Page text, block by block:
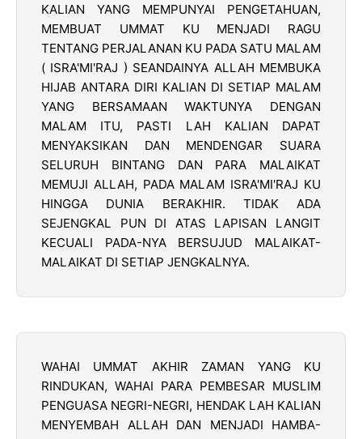
KALIAN YANG MEMPUNYAI PENGETAHUAN,
MEMBUAT UMMAT KU MENJADI RAGU
TENTANG PERJALANAN KU PADA SATU MALAM
( ISRA'MI'RAJ ) SEANDAINYA ALLAH MEMBUKA
HIJAB ANTARA DIRI KALIAN DI SETIAP MALAM
YANG BERSAMAAN WAKTUNYA DENGAN
MALAM ITU, PASTI LAH KALIAN DAPAT
MENYAKSIKAN DAN MENDENGAR SUARA
SELURUH BINTANG DAN PARA MALAIKAT
MEMUJI ALLAH, PADA MALAM ISRA'MI'RAJ KU
HINGGA DUNIA BERAKHIR. TIDAK ADA
SEJENGKAL PUN DI ATAS LAPISAN LANGIT
KECUALI PADA-NYA BERSUJUD MALAIKAT-
MALAIKAT DI SETIAP JENGKALNYA.
WAHAI UMMAT AKHIR ZAMAN YANG KU
RINDUKAN, WAHAI PARA PEMBESAR MUSLIM
PENGUASA NEGRI-NEGRI, HENDAK LAH KALIAN
MENYEMBAH ALLAH DAN MENJADI HAMBA-